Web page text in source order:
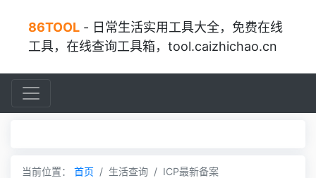
86TOOL - 日常生活实用工具大全，免费在线
工具，在线查询工具箱，tool.caizhichao.cn
当前位置： 首页 生活查询 ICP最新备案